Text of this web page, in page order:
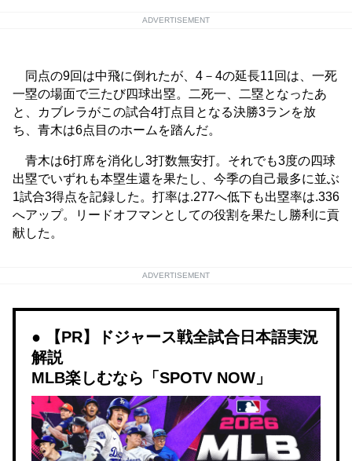
ADVERTISEMENT
同点の9回は中飛に倒れたが、4－4の延長11回は、一死
一塁の場面で三たび四球出塁。二死一、二塁となったあ
と、カブレラがこの試合4打点目となる決勝3ランを放
ち、青木は6点目のホームを踏んだ。
青木は6打席を消化し3打数無安打。それでも3度の四球
出塁でいずれも本塁生還を果たし、今季の自己最多に並ぶ
1試合3得点を記録した。打率は.277へ低下も出塁率は.336
へアップ。リードオフマンとしての役割を果たし勝利に貢
献した。
ADVERTISEMENT
【PR】ドジャース戦全試合日本語実況
解説
MLB楽しむなら「SPOTV NOW」